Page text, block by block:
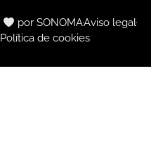
por SONOMAAviso legal
Política de cookies